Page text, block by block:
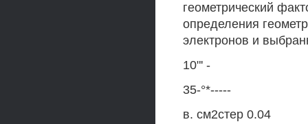
геометрический
определения
электронов и
10"' -
35-°*-----
в. см2стер 0.04